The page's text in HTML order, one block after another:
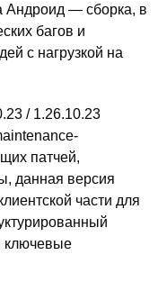
Андроид — сборка, в
багов и
с нагрузкой на
/ 1.26.10.23
патчей,
данная версия
части для
ключевые